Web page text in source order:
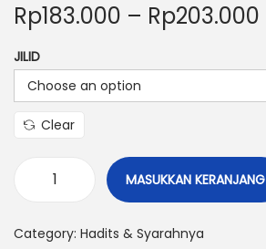
Rp183.000 – Rp203.000
JILID
Clear
MASUKKAN KERANJANG
Category: Hadits & Syarahnya